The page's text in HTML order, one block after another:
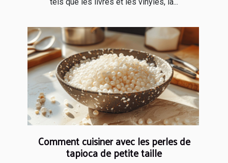
Comment cuisiner avec les perles de
tapioca de petite taille